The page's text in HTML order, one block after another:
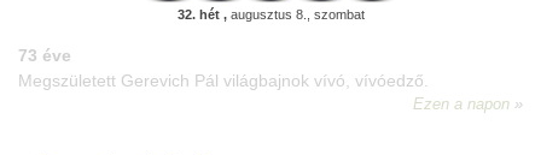
32. hét ,augusztus 8., szombat
64 éve
Budapesten megszületett Básti Júlia, Kossuth-díjas színésznő